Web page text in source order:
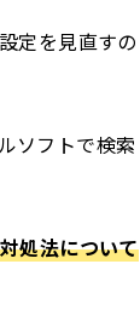
定を見直すの
ソフトで検索
処法について